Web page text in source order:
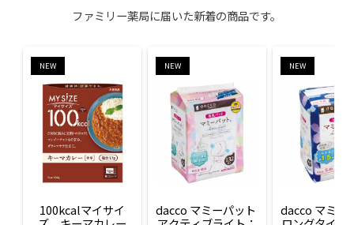
ファミリー薬局に届いた新着の商品です。
NEW
100kcalマイサイ
NEW
dacco マミーパット
NEW
dacco マミー